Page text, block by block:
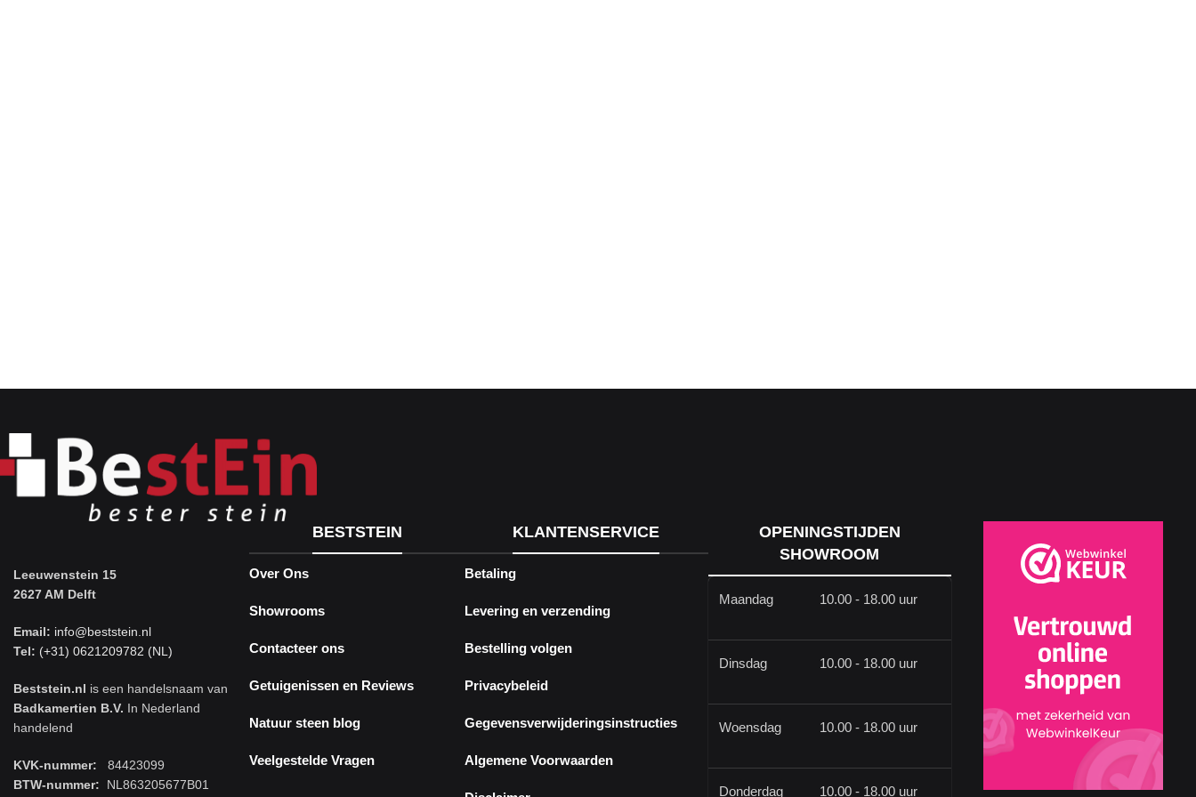
Leeuwenstein 15
2627 AM Delft
Email: info@beststein.nl
Tel: (+31) 0621209782 (NL)
Beststein.nl is een handelsnaam van
Badkamertien B.V. In Nederland
handelend
KVK-nummer: 84423099
BTW-nummer: NL863205677B01
BESTSTEIN
Over Ons
Showrooms
Contacteer ons
Getuigenissen en Reviews
Natuur steen blog
Veelgestelde Vragen
KLANTENSERVICE
Betaling
Levering en verzending
Bestelling volgen
Privacybeleid
Gegevensverwijderingsinstructies
Algemene Voorwaarden
OPENINGSTIJDEN
SHOWROOM
Maandag 10.00 - 18.00 uur
Dinsdag 10.00 - 18.00 uur
Woensdag 10.00 - 18.00 uur
Donderdag 10.00 - 18.00 uur